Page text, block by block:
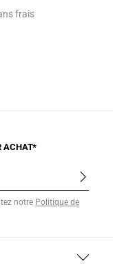
frais
ACHAT*
notre Politique de